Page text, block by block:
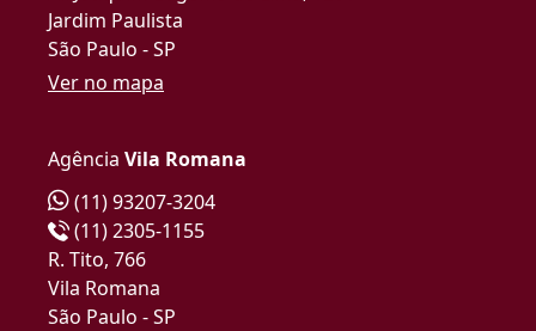
Jardim Paulista
São Paulo - SP
Ver no mapa
Agência Vila Romana
(11) 93207-3204
(11) 2305-1155
R. Tito, 766
Vila Romana
São Paulo - SP